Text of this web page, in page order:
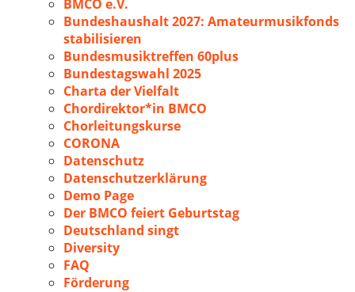
BMCO e.V.
Bundeshaushalt 2027: Amateurmusikfonds
stabilisieren
Bundesmusiktreffen 60plus
Bundestagswahl 2025
Charta der Vielfalt
Chordirektor*in BMCO
Chorleitungskurse
CORONA
Datenschutz
Datenschutzerklärung
Demo Page
Der BMCO feiert Geburtstag
Deutschland singt
Diversity
FAQ
Förderung